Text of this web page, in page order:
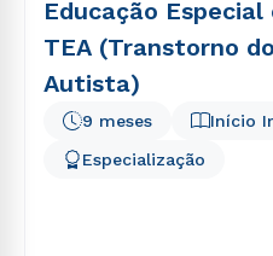
Educação Especial
TEA (Transtorno
Autista)
Início
9 meses
Especialização